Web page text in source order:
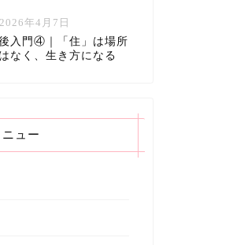
2026年4月7日
入門④｜「住」は場所
なく、生き方になる
ニュー